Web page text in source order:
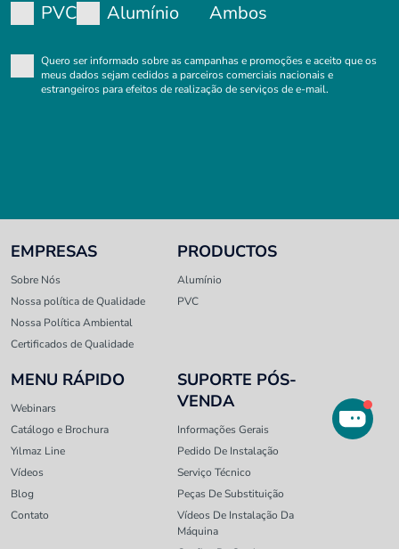
PVC Alumínio Ambos
Quero ser informado sobre as campanhas e promoções e aceito que os
meus dados sejam cedidos a parceiros comerciais nacionais e
estrangeiros para efeitos de realização de serviços de e-mail.
EMPRESAS
Sobre Nós
Nossa política de Qualidade
Nossa Política Ambiental
Certificados de Qualidade
PRODUCTOS
Alumínio
PVC
MENU RÁPIDO
Webinars
Catálogo e Brochura
Yılmaz Line
Vídeos
Blog
Contato
SUPORTE PÓS-
VENDA
Informações Gerais
Pedido De Instalação
Serviço Técnico
Peças De Substituição
Vídeos De Instalação Da
Máquina